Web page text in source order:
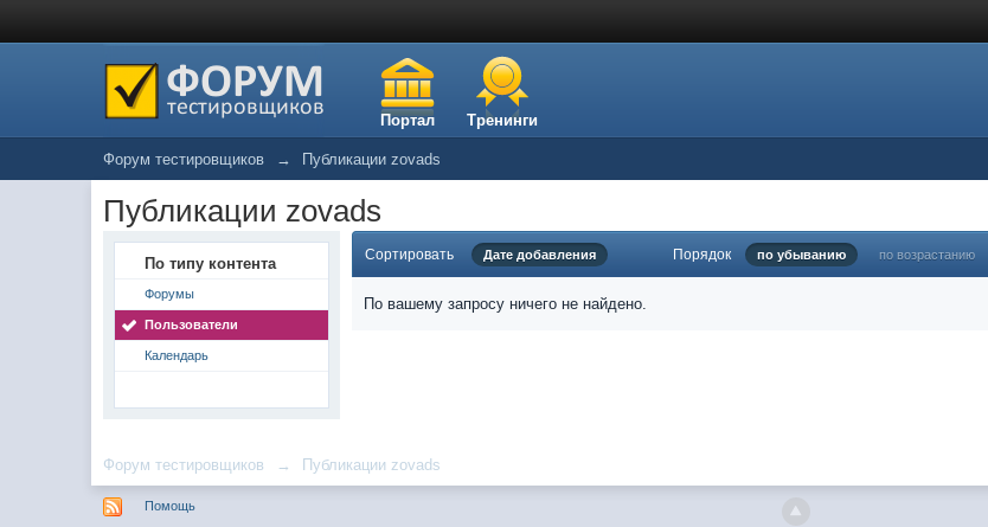
Портал Тренинги
Форум тестировщиков → Публикации zovads
Публикации zovads
По типу контента
Форумы
Пользователи
Календарь
Сортировать Дате добавления Порядок по убыванию по возрастанию
По вашему запросу ничего не найдено.
Форум тестировщиков → Публикации zovads
Помощь